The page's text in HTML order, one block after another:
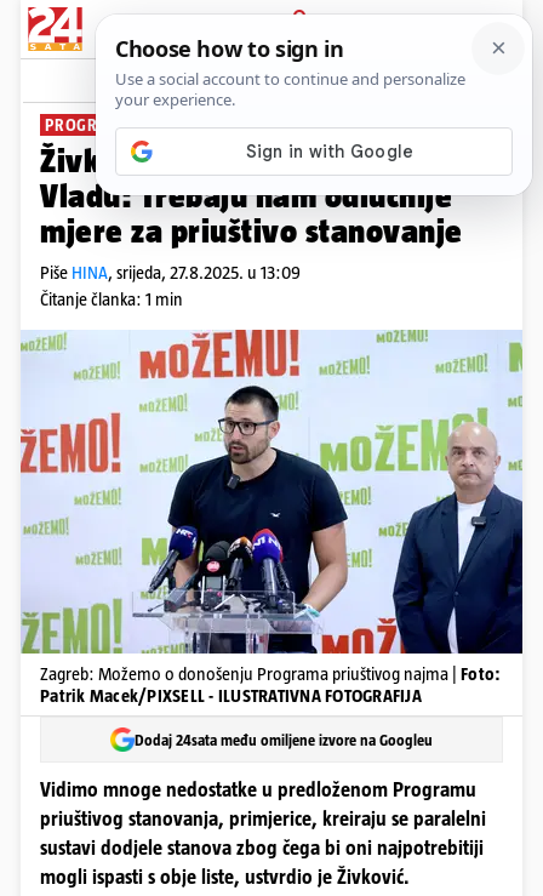
PRIJAVA
News Komentari
PROGRAM U SAVJETOVANJU
Živković (Možemo) kritizira
Vladu: Trebaju nam odlučnije
mjere za priuštivo stanovanje
Piše HINA, srijeda, 27.8.2025. u 13:09
Čitanje članka: 1 min
Zagreb: Možemo o donošenju Programa priuštivog najma | Foto:
Patrik Macek/PIXSELL - ILUSTRATIVNA FOTOGRAFIJA
Dodaj 24sata među omiljene izvore na Googleu
Vidimo mnoge nedostatke u predloženom Programu
priuštivog stanovanja, primjerice, kreiraju se paralelni
sustavi dodjele stanova zbog čega bi oni najpotrebitiji
mogli ispasti s obje liste, ustvrdio je Živković.